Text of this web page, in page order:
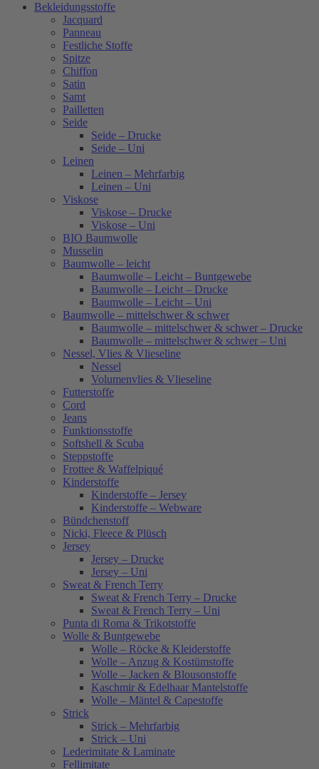
Bekleidungsstoffe
Jacquard
Panneau
Festliche Stoffe
Spitze
Chiffon
Satin
Samt
Pailletten
Seide
Seide – Drucke
Seide – Uni
Leinen
Leinen – Mehrfarbig
Leinen – Uni
Viskose
Viskose – Drucke
Viskose – Uni
BIO Baumwolle
Musselin
Baumwolle – leicht
Baumwolle – Leicht – Buntgewebe
Baumwolle – Leicht – Drucke
Baumwolle – Leicht – Uni
Baumwolle – mittelschwer & schwer
Baumwolle – mittelschwer & schwer – Drucke
Baumwolle – mittelschwer & schwer – Uni
Nessel, Vlies & Vlieseline
Nessel
Volumenvlies & Vlieseline
Futterstoffe
Cord
Jeans
Funktionsstoffe
Softshell & Scuba
Steppstoffe
Frottee & Waffelpiqué
Kinderstoffe
Kinderstoffe – Jersey
Kinderstoffe – Webware
Bündchenstoff
Nicki, Fleece & Plüsch
Jersey
Jersey – Drucke
Jersey – Uni
Sweat & French Terry
Sweat & French Terry – Drucke
Sweat & French Terry – Uni
Punta di Roma & Trikotstoffe
Wolle & Buntgewebe
Wolle – Röcke & Kleiderstoffe
Wolle – Anzug & Kostümstoffe
Wolle – Jacken & Blousonstoffe
Kaschmir & Edelhaar Mantelstoffe
Wolle – Mäntel & Capestoffe
Strick
Strick – Mehrfarbig
Strick – Uni
Lederimitate & Laminate
Fellimitate